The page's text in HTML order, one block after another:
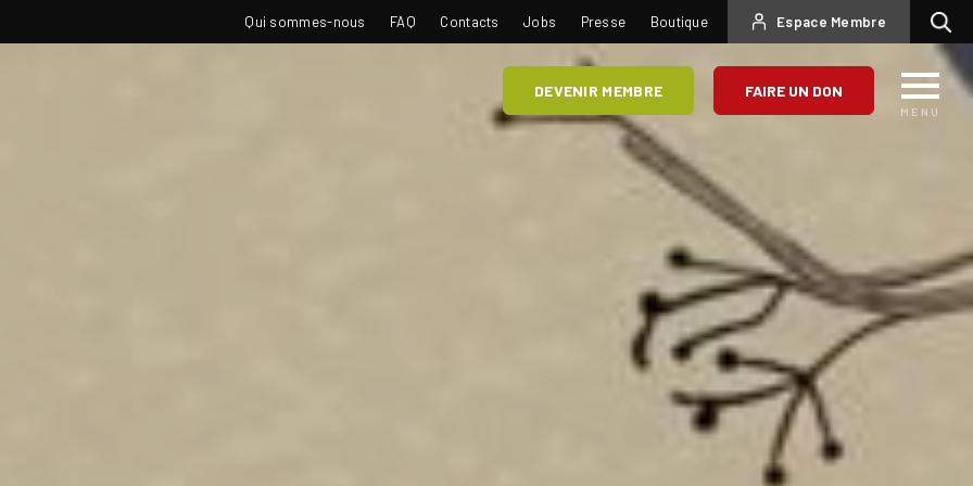
USER
ACCOUNT
MENU
Espace Membre
TOP
NAVIGATION
Qui sommes-nous FAQ Contacts Jobs Presse Boutique
DEVENIR MEMBRE FAIRE UN DON
MENU